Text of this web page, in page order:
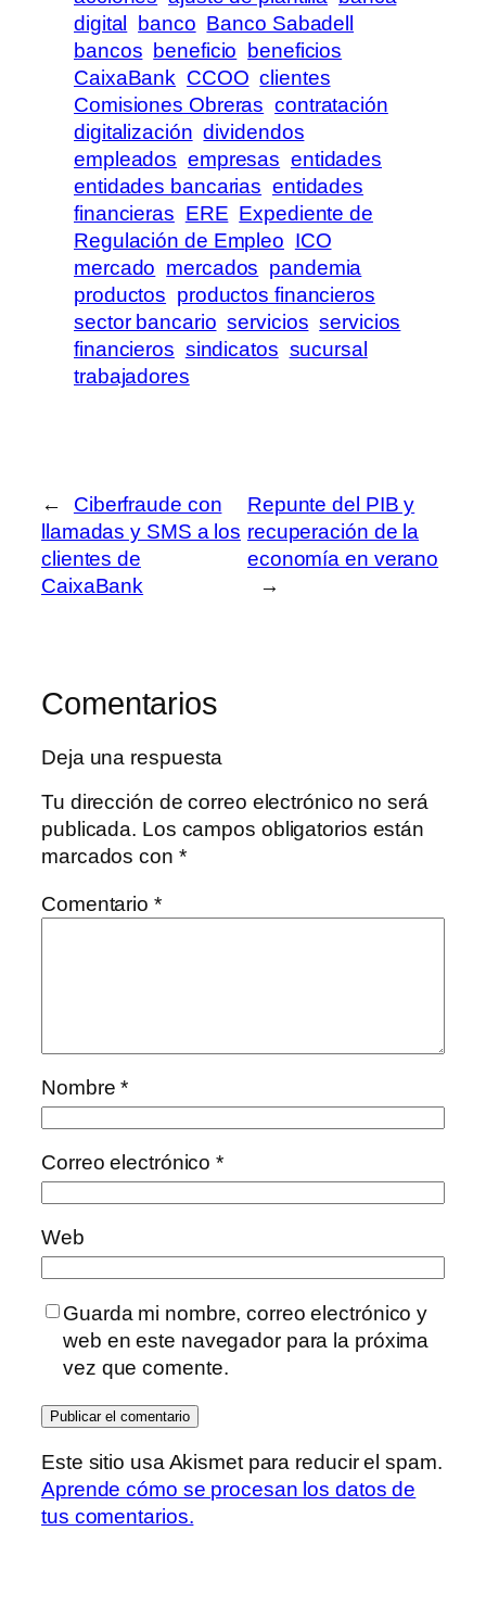
digital
banco Banco Sabadell
bancos beneficio
beneficios
CaixaBank CCOO clientes
Comisiones Obreras contratación
digitalización dividendos
empleados empresas entidades
entidades bancarias entidades
financieras ERE Expediente de
Regulación de Empleo ICO
mercado mercados pandemia
productos productos financieros
sector bancario servicios servicios
financieros sindicatos sucursal
trabajadores
←
Ciberfraude con
llamadas y SMS a los
clientes de
CaixaBank
Repunte del PIB y
recuperación de la
economía en verano
→
Comentarios
Deja una respuesta
Tu dirección de correo electrónico no será
publicada. Los campos obligatorios están
marcados con *
Comentario *
Nombre*
Correo electrónico*
Web
Guarda mi nombre, correo electrónico y
web en este navegador para la próxima
vez que comente.
Este sitio usa Akismet para reducir el spam.
Aprende cómo se procesan los datos de
tus comentarios.